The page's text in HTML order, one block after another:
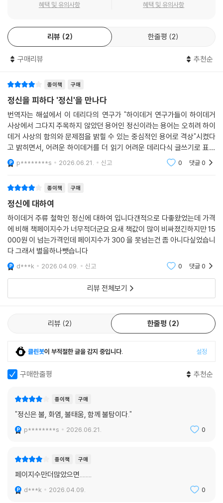
그 외의 언어를 고려하지 않는다고 하이데거를 비난하는 사람에 대해서 하
것이다. 아마 자신이 자신의 언어 안에서 사유하는 -그리고 사람들은 하나
의 언어 밖에서는 사유하지 않는다- 것은 이렇게 서로 번역이 가능한 삼각
형 안에 위치하고 있다. Geist는 pneuma와 spiritus보다도 근원적인 의
하는 한에서의 하나의 번역 관계 내에, 오직 이 삼각형 안에 위치하고 있다.
혹적인 유비를 부추기는 모든 종류의 의미들을 만날 수 있다. 그러나 그것
들을 pneuma, spiritus 혹은 Geist에 의해서 번역하는 것은 이렇게 서
로 동화된 언어들에는 부당하며, 궁극적으로는 폭력적인 경솔함의 소치가
될 것이다.
--- p.150~151
해체, 정치, 그리고 번역 불가능성의 장소
『정신에 대하여』는 단순히 정신에 관한 개념 연구가 아니다. 데리다는 ‘정
분의 서사적 구조까지 겨냥한다. 하이데거가 언급했던 명제들을 재독해하
며 사유의 순수성을 보존하려는 시도가 어떻게 또 다른 오염의 논리를 생
산하는지를 드러낸다. 정신은 여기서 가치나 본질이 아니라, 해체 너머에
있는 어떤 힘, 혹은 해체를 가능케 하는 조건으로 제시된다.
무엇보다 이 책은 하이데거의 정치적 맥락과 긴밀히 맞닿아 있다. 정신은
단지 형이상학의 잔여가 아니라, 언어와 민족, 역사와 공동체를 둘러싼 결
정의 자리에서 호출되는 이름이다. 데리다는 이를 통해 하이데거의 사유에
혜택 및 유의사항 혜택 및 유의사항
리뷰 2 한줄평 2
구매리뷰 추천순
종이책 구매
정신을 피하다 '정신'을 만나다
번역자는 해설에서 이 데리다의 연구가 "하이데거 연구가들이 하이데거
사상에서 그다지 주목하지 않았던 용어인 정신이라는 용어는 오히려 하이
데거 사상의 함의와 문제점을 밝힐 수 있는 중심적인 용어로 격상"시켰다
고 밝히면서, 어려운 하이데거를 더 읽기 어려운 데리다식 글쓰기로 표현
한 세 배로 더 어려운 이 글에 대해서 읽기전에 읽어보면 좋은 읽을거리를
제공해 주었는데, 약
p********s 2026.06.21. 신고 0 댓글0
종이책 구매
정신에 대하여
하이데거 주류 철학인 정신에 대하여 입니다갠적으로 다좋왔었는데 가격
에 비해 책페이지수가 너무적더군요 요새 책값이 많이 비싸졌긴하지만 15
000원 이 넘는가격인데 페이지수가 300 을 못넘는건 좀 아니다싶었습니
다 그래서 별을하나뺏습니다
d***k 2026.04.09. 신고 0 댓글0
리뷰 전체보기
리뷰 2 한줄평 2
클린봇이 부적절한 글을 감지 중입니다. 설정
구매한줄평 추천순
종이책 구매
"정신은 불, 화염, 불태움, 함께 불탐이다."
p********s 2026.06.21. 0
종이책 구매
페이지수만더많았으면........
d***k 2026.04.09. 0